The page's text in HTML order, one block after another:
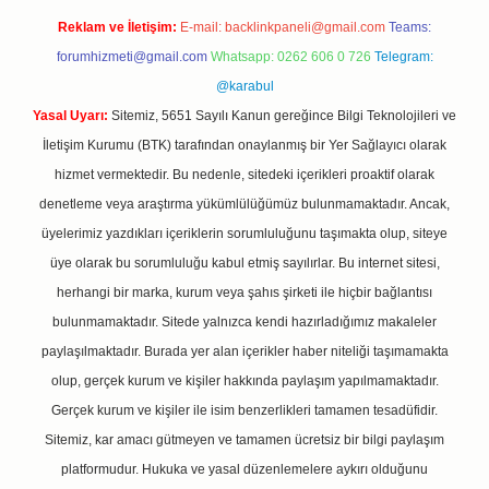
Reklam ve İletişim: E-mail: backlinkpaneli@gmail.com Teams:
forumhizmeti@gmail.com Whatsapp: 0262 606 0 726 Telegram:
@karabul
Yasal Uyarı: Sitemiz, 5651 Sayılı Kanun gereğince Bilgi Teknolojileri ve
İletişim Kurumu (BTK) tarafından onaylanmış bir Yer Sağlayıcı olarak
hizmet vermektedir. Bu nedenle, sitedeki içerikleri proaktif olarak
denetleme veya araştırma yükümlülüğümüz bulunmamaktadır. Ancak,
üyelerimiz yazdıkları içeriklerin sorumluluğunu taşımakta olup, siteye
üye olarak bu sorumluluğu kabul etmiş sayılırlar. Bu internet sitesi,
herhangi bir marka, kurum veya şahıs şirketi ile hiçbir bağlantısı
bulunmamaktadır. Sitede yalnızca kendi hazırladığımız makaleler
paylaşılmaktadır. Burada yer alan içerikler haber niteliği taşımamakta
olup, gerçek kurum ve kişiler hakkında paylaşım yapılmamaktadır.
Gerçek kurum ve kişiler ile isim benzerlikleri tamamen tesadüfidir.
Sitemiz, kar amacı gütmeyen ve tamamen ücretsiz bir bilgi paylaşım
platformudur. Hukuka ve yasal düzenlemelere aykırı olduğunu